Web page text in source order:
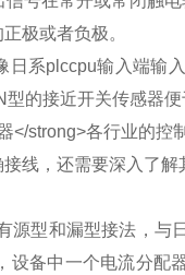
极或者负极。
系plccpu输入端输
的接近开关传感器
源型和漏型接法，
备中一个电流分配